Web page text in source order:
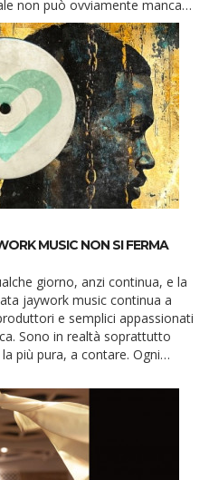
non può ovviamente mancare
MUSIC NON SI FERMA
jaywork music continua a
e semplici appassionati
Sono in realtà soprattutto
più pura, a contare. Ogni